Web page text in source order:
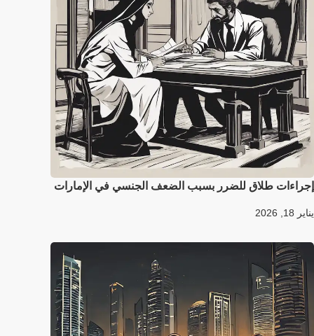
إجراءات طلاق للضرر بسبب الضعف الجنسي في الإمارات
يناير 18, 2026